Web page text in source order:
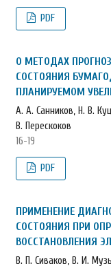
PDF
О МЕТОДАХ
СОСТОЯНИЯ
ПЛАНИРУЕМОМ
А. А. Санников, Н. В.
В. Перескоков
16-19
PDF
ПРИМЕНЕНИЕ
СОСТОЯНИЯ ПРИ
ВОССТАНОВЛЕНИЯ
В. П. Сиваков, В. И.